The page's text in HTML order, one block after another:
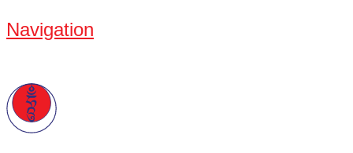
Navigation